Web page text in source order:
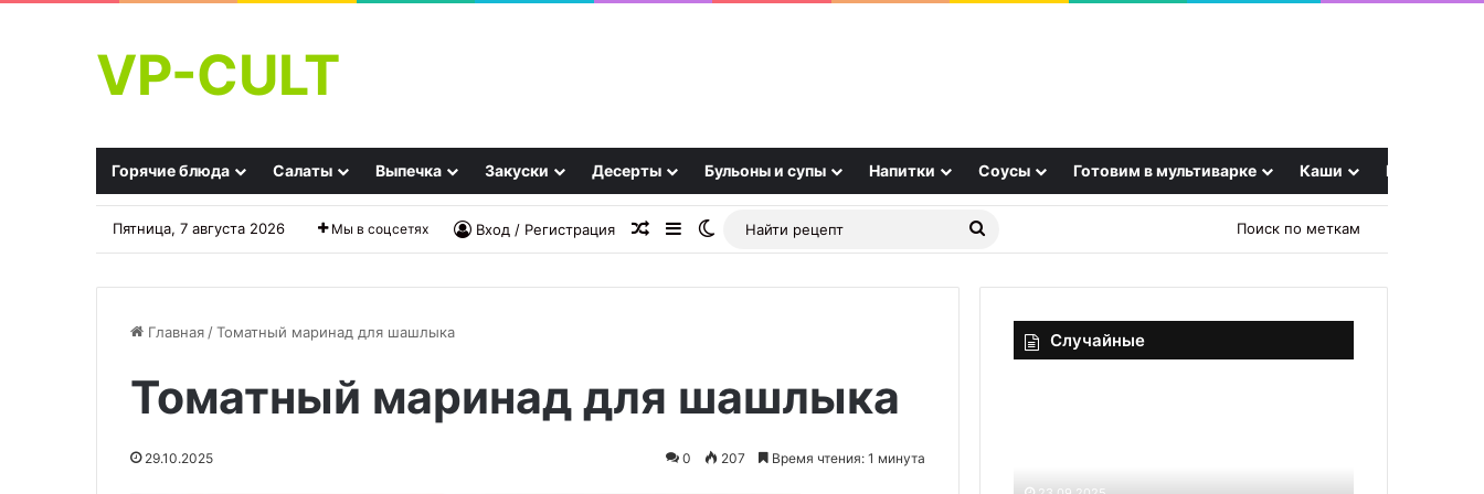
VP-CULT
Горячие блюда Салаты Выпечка Закуски Десерты Бульоны и супы Напитки Соусы Готовим в мультиварке Каши Еще
Пятница, 7 августа 2026 Мы в соцсетях Вход / Регистрация Случайная статья
SidebarSwitch skin
Найти
Поиск по меткам
Главная /Томатный маринад для шашлыка
Томатный маринад для шашлыка
29.10.2025 0 207 Время чтения: 1 минута
Случайные
Печеночный
торт
Лимонная
глазурь
2